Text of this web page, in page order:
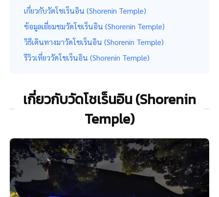
เกี่ยวกับวัดโชเร็นอิน (Shorenin Temple)
ข้อมูลเยี่ยมชมวัดโชเร็นอิน (Shorenin Temple)
วิธีเดินทางมาวัดโชเร็นอิน (Shorenin Temple)
รีวิวเที่ยววัดโชเร็นอิน (Shorenin Temple)
เกี่ยวกับวัดโชเร็นอิน (Shorenin
Temple)